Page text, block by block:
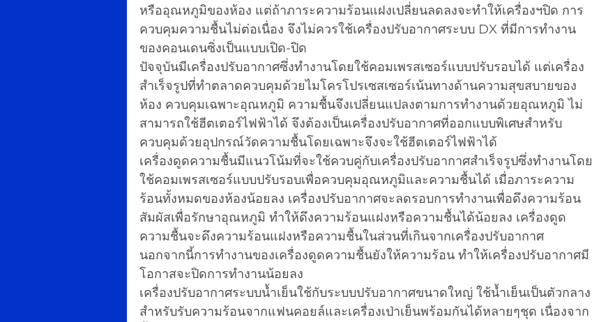
หรืออุณหภูมิของห้อง แต่ถ้าภาระความร้อนแฝงเปลี่ยนลดลงจะทำให้เครื่องฯปิด การ
ควบคุมความชื้นไม่ต่อเนื่อง จึงไม่ควรใช้เครื่องปรับอากาศระบบ DX ที่มีการทำงาน
ของคอนเดนซิ่งเป็นแบบเปิด-ปิด
ปัจจุบันมีเครื่องปรับอากาศซึ่งทำงานโดยใช้คอมเพรสเซอร์แบบปรับรอบได้ แต่เครื่อง
สำเร็จรูปที่ทำตลาดควบคุมด้วยไมโครโปรเซสเซอร์เน้นทางด้านความสุขสบายของ
ห้อง ควบคุมเฉพาะอุณหภูมิ ความชื้นจึงเปลี่ยนแปลงตามการทำงานด้วยอุณหภูมิ ไม่
สามารถใช้ฮีตเตอร์ไฟฟ้าได้ จึงต้องเป็นเครื่องปรับอากาศที่ออกแบบพิเศษสำหรับ
ควบคุมด้วยอุปกรณ์วัดความชื้นโดยเฉพาะจึงจะใช้ฮีตเตอร์ไฟฟ้าได้
เครื่องดูดความชื้นมีแนวโน้มที่จะใช้ควบคู่กับเครื่องปรับอากาศสำเร็จรูปซึ่งทำงานโดย
ใช้คอมเพรสเซอร์แบบปรับรอบเพื่อควบคุมอุณหภูมิและความชื้นได้ เมื่อภาระความ
ร้อนทั้งหมดของห้องน้อยลง เครื่องปรับอากาศจะลดรอบการทำงานเพื่อดึงความร้อน
สัมผัสเพื่อรักษาอุณหภูมิ ทำให้ดึงความร้อนแฝงหรือความชื้นได้น้อยลง เครื่องดูด
ความชื้นจะดึงความร้อนแฝงหรือความชื้นในส่วนที่เกินจากเครื่องปรับอากาศ
นอกจากนี้การทำงานของเครื่องดูดความชื้นยังให้ความร้อน ทำให้เครื่องปรับอากาศมี
โอกาสจะปิดการทำงานน้อยลง
เครื่องปรับอากาศระบบน้ำเย็นใช้กับระบบปรับอากาศขนาดใหญ่ ใช้น้ำเย็นเป็นตัวกลาง
สำหรับรับความร้อนจากแฟนคอยล์และเครื่องเป่าเย็นพร้อมกันได้หลายๆชุด เนื่องจาก